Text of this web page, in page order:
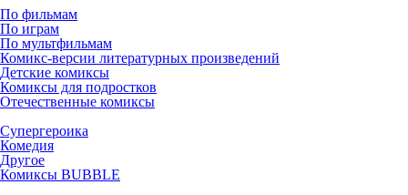
По фильмам
По играм
По мультфильмам
Комикс-версии литературных произведений
Детские комиксы
Комиксы для подростков
Отечественные комиксы
Супергероика
Комедия
Другое
Комиксы BUBBLE